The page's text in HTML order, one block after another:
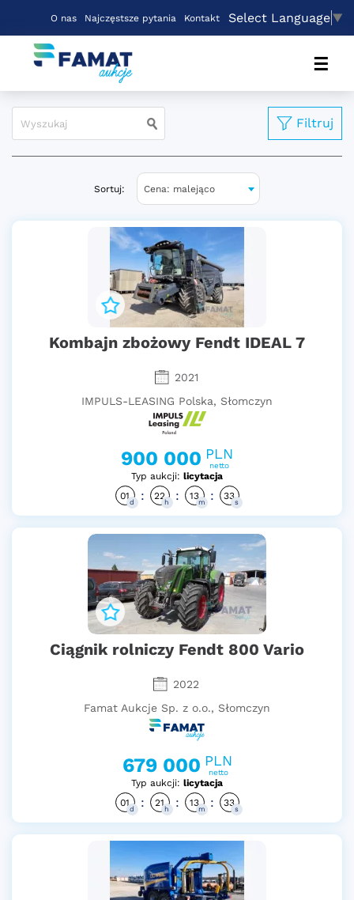
O nas Najczęstsze pytania Kontakt Select Language▼
☰
Filtruj
Sortuj: Cena: malejąco
Kombajn zbożowy Fendt IDEAL 7
2021
IMPULS-LEASING Polska, Słomczyn
900 000 PLN
netto
Typ aukcji: licytacja
01
d : 22
h : 13
m : 32
s
Ciągnik rolniczy Fendt 800 Vario
2022
Famat Aukcje Sp. z o.o., Słomczyn
679 000 PLN
netto
Typ aukcji: licytacja
01
d : 21
h : 13
m : 32
s